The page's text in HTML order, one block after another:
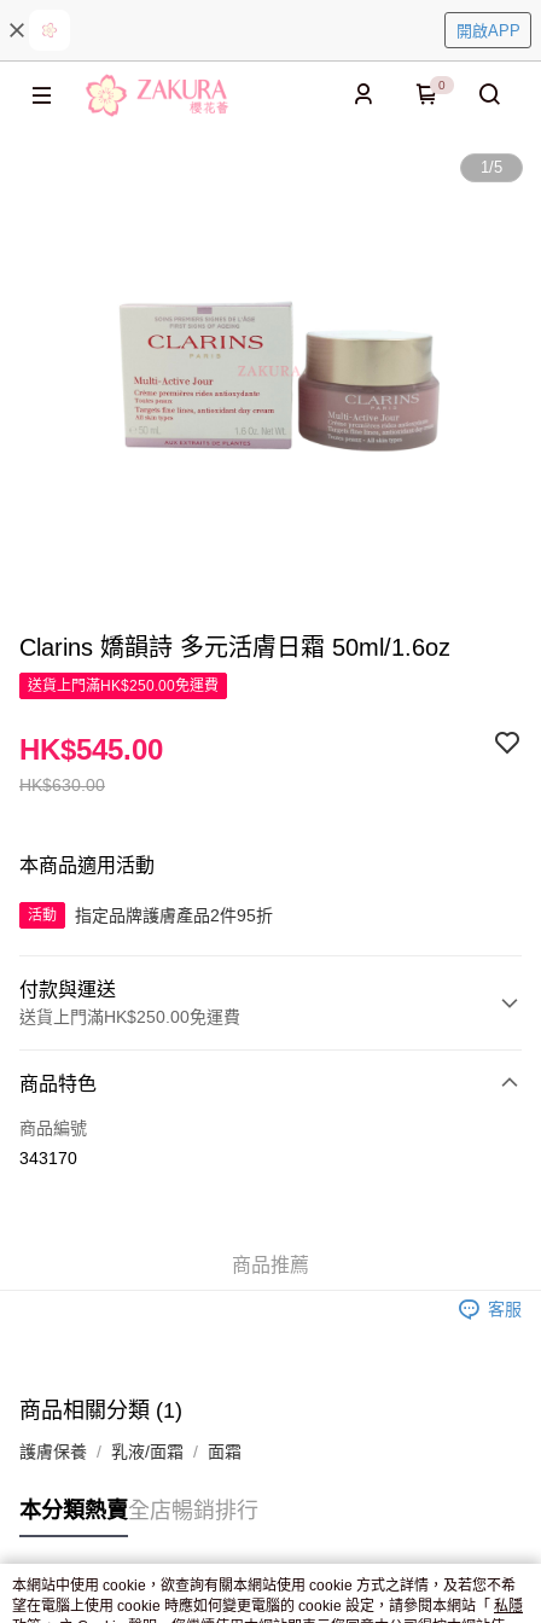
開啟APP
0
1/5
Clarins 嬌韻詩 多元活膚日霜 50ml/1.6oz
送貨上門滿HK$250.00免運費
HK$630.00
HK$545.00
本商品適用活動
活動 指定品牌護膚產品2件95折
付款與運送
送貨上門滿HK$250.00免運費
信用卡
Apple Pay
付款後門市自取，訂單確認後2-4個工作天到店，7天內取。逾期後
商品特色
商品編號
343170
商品推薦
客服
商品相關分類 (1)
護膚保養 乳液/面霜 面霜
本分類熱賣全店暢銷排行
熱門標籤
本網站中使用 cookie，欲查詢有關本網站使用 cookie 方式之詳情，及若您不希
望在電腦上使用 cookie 時應如何變更電腦的 cookie 設定，請參閱本網站「 私隱